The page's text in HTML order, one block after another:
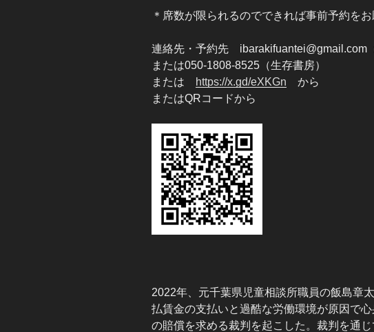
＊席数が限られるのでできれば事前予約をお
連絡先・予約先 ibarakifuantei@gmail.com
または050-1808-8525（生存書房）
または
https://x.gd/eXKGn から
またはQRコードから
2022年、元千葉県児童相談所職員の飯島章
払賃金の支払いと過酷な労働環境が原因で
の賠償を求める裁判を起こした。裁判を通